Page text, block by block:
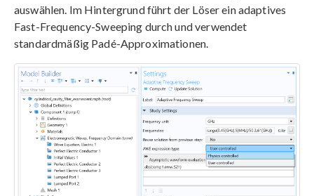
auswählen. Im Hintergrund führt der Löser ein adaptives
Fast-Frequency-Sweeping durch und verwendet
standardmäßig Padé-Approximationen.